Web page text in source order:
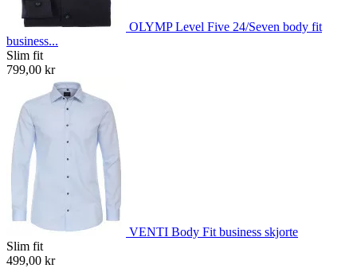
OLYMP Level Five 24/Seven body fit
business...
Slim fit
799,00 kr
VENTI Body Fit business skjorte
Slim fit
499,00 kr